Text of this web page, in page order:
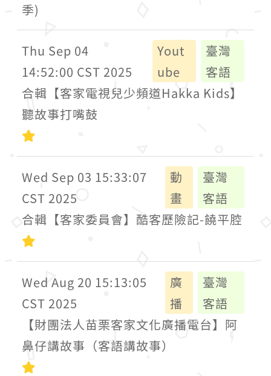
季)
Thu Sep 04
14:52:00 CST 2025
Yout
ube
臺灣
客語
合輯【客家電視兒少頻道Hakka Kids】
聽故事打嘴鼓
Wed Sep 03 15:33:07
CST 2025
動
畫
臺灣
客語
合輯【客家委員會】酷客歷險記-饒平腔
Wed Aug 20 15:13:05
CST 2025
廣
播
臺灣
客語
【財團法人苗栗客家文化廣播電台】阿
鼻仔講故事（客語講故事）